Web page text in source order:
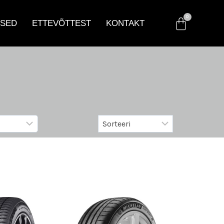
ETTEVÕTTEST KONTAKT